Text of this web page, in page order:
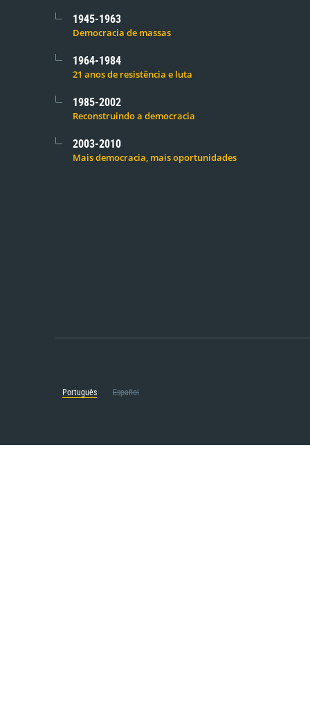
1945-1963
Democracia de massas
1964-1984
21 anos de resistência e luta
1985-2002
Reconstruindo a democracia
2003-2010
Mais democracia, mais oportunidades
Português Español